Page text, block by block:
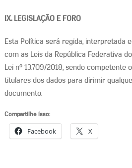
IX. LEGISLAÇÃO E FORO
Esta Política será regida, interpretada
com as Leis da República Federativa
Lei nº 13.709/2018, sendo competente
titulares dos dados para dirimir
documento.
Compartilhe isso:
Facebook X